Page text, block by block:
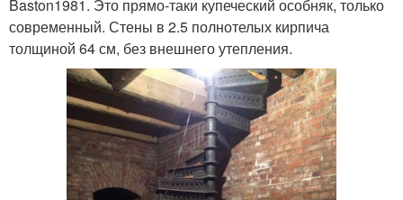
Baston1981. Это прямо-таки купеческий особняк, только
современный. Стены в 2.5 полнотелых кирпича
толщиной 64 см, без внешнего утепления.